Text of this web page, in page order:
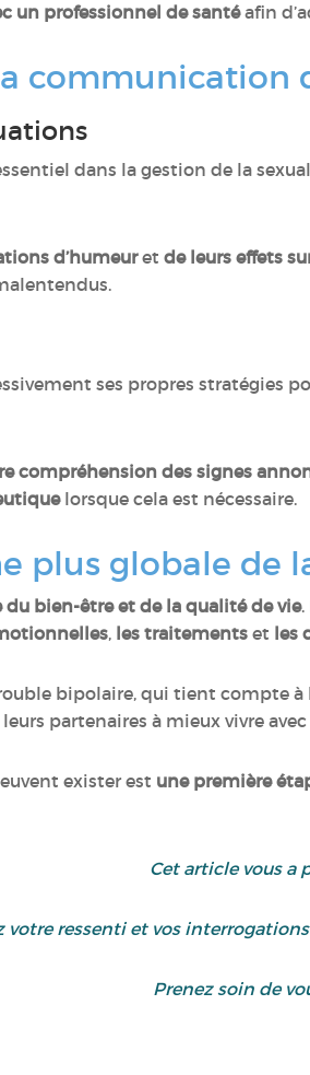
un professionnel de santéafin
communication
dans la gestion de la
d’humeuret de leurs effets
ses propres stratégies
compréhension des signes
lorsque cela est nécessaire.
plus globale de
bien-être et de la qualité de vie
, les traitements et les
bipolaire, qui tient compte
partenaires à mieux vivre
exister est une première
Cet article vous a
votre ressenti et vos
Prenez soin de